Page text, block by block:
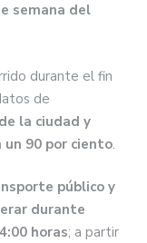
semana del
durante el fin
de
la ciudad y
90 por ciento.
público y
durante
horas; a partir